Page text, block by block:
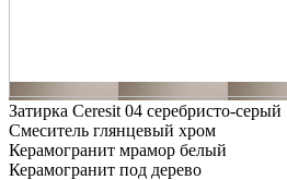
Затирка Ceresit 04 серебристо-серый
Смеситель глянцевый хром
Керамогранит мрамор белый
Керамогранит под дерево